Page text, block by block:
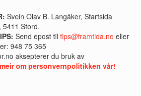
Svein Olav B. Langåker, Startsida
5411 Stord.
Send epost til tips@framtida.no eller
948 75 365
aksepterer du bruk av
om personvernpolitikken vår!